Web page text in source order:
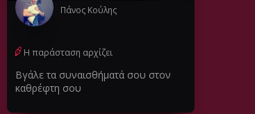
Πάνος Κούλης
Η παράσταση αρχίζει
Βγάλε τα συναισθήματά σου στον
καθρέφτη σου